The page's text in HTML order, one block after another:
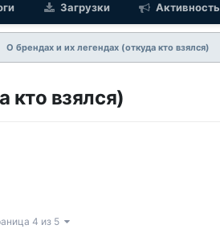
Загрузки Активность
О брендах и их легендах (откуда кто взялся)
кто взялся)
4 из 5